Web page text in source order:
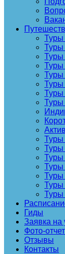
Туры
Туры
Туры
Туры
Туры
Туры
Туры
Туры
Туры
Туры
Туры
Туры
Туры
Туры
Гиды
Заявка на
Фото-
Отзывы
Контакты